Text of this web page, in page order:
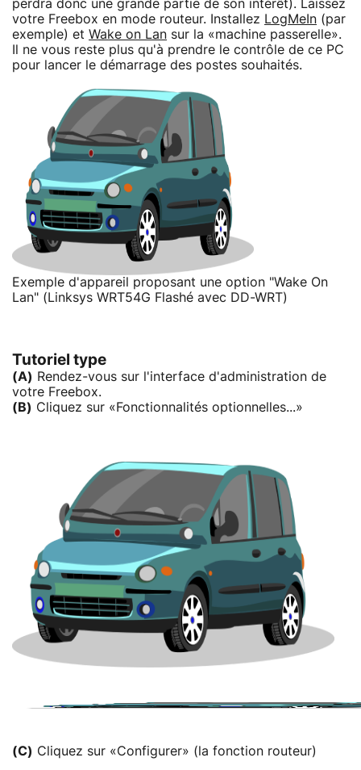
perdra donc une grande partie de son intérêt). Laissez
votre Freebox en mode routeur. Installez LogMeIn (par
exemple) et Wake on Lan sur la «machine passerelle».
Il ne vous reste plus qu'à prendre le contrôle de ce PC
pour lancer le démarrage des postes souhaités.
Exemple d'appareil proposant une option "Wake On
Lan" (Linksys WRT54G Flashé avec DD-WRT)
Tutoriel type
(A) Rendez-vous sur l'interface d'administration de
votre Freebox.
(B) Cliquez sur «Fonctionnalités optionnelles...»
(C) Cliquez sur «Configurer» (la fonction routeur)